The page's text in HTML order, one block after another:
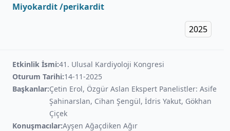
Miyokardit /perikardit
2025
Etkinlik İsmi:41. Ulusal Kardiyoloji Kongresi
Oturum Tarihi:14-11-2025
Başkanlar:Çetin Erol, Özgür Aslan Ekspert Panelistler: Asife
Şahinarslan, Cihan Şengül, İdris Yakut, Gökhan
Çiçek
Konuşmacılar:Ayşen Ağaçdiken Ağır